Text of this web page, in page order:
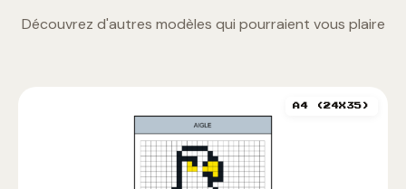
Découvrez d'autres modèles qui pourraient vous plaire
A4 (24X35)